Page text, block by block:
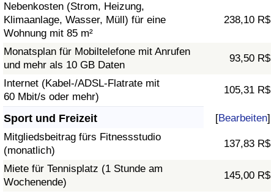
Nebenkosten (Strom, Heizung,
Klimaanlage, Wasser, Müll) für eine
Wohnung mit 85 m²
238,10 R$
Monatsplan für Mobiltelefone mit Anrufen
und mehr als 10 GB Daten
93,50 R$
Internet (Kabel-/ADSL-Flatrate mit
60 Mbit/s oder mehr)
105,31 R$
Sport und Freizeit [Bearbeiten]
Mitgliedsbeitrag fürs Fitnessstudio
(monatlich)
137,83 R$
Miete für Tennisplatz (1 Stunde am
Wochenende)
145,00 R$